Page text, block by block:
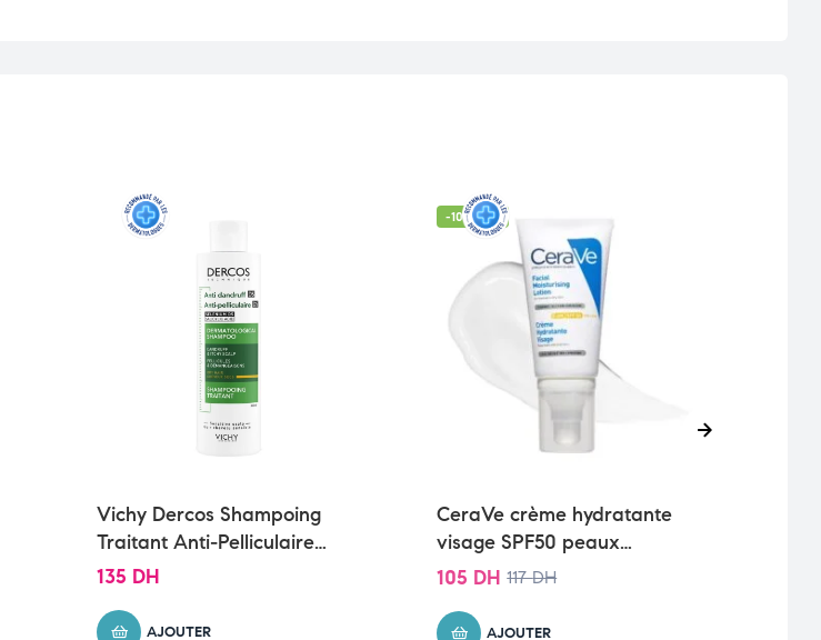
Vichy Dercos Shampoing
Traitant Anti-Pelliculaire
Cheveux Secs | 200ml
135 DH
AJOUTER
-10% OFF
CeraVe crème hydratante
visage SPF50 peaux
normales à sèches | 52ml
117DH
105 DH
AJOUTER